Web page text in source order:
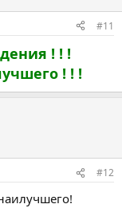
#11
! ! !
! ! !
#12